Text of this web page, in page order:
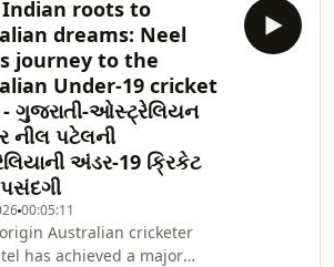
કરો.SBS Gujarati નું જીવંત
અને શુક્રવારે બપોરે 2 વાગ્યે
Asian પર બપોરે 2 વાગ્યે
પર, તમારા ટેલિવિઝન પર
SBS Audio એપ્લિકેશન દ્વારા
માણી
South
ચેનલ પ
roots to
dreams: Neel
journey to the
Under-19 cricket
ગુજરાતી-ઓસ્ટ્રેલિયન
નીલ પટેલની
અંડર-19 ક્રિકેટ
00:05:11
Australian cricketer
has achieved a major